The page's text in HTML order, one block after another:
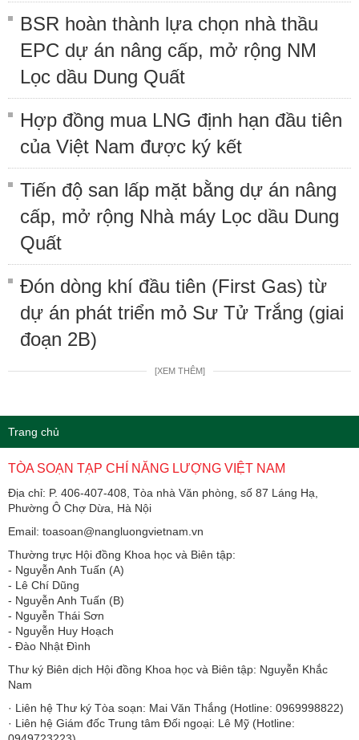
BSR hoàn thành lựa chọn nhà thầu
EPC dự án nâng cấp, mở rộng NM
Lọc dầu Dung Quất
Hợp đồng mua LNG định hạn đầu tiên
của Việt Nam được ký kết
Tiến độ san lấp mặt bằng dự án nâng
cấp, mở rộng Nhà máy Lọc dầu Dung
Quất
Đón dòng khí đầu tiên (First Gas) từ
dự án phát triển mỏ Sư Tử Trắng (giai
đoạn 2B)
[XEM THÊM]
Trang chủ
TÒA SOẠN TẠP CHÍ NĂNG LƯỢNG VIỆT NAM
Địa chỉ: P. 406-407-408, Tòa nhà Văn phòng, số 87 Láng Hạ,
Phường Ô Chợ Dừa, Hà Nội
Email: toasoan@nangluongvietnam.vn
Thường trực Hội đồng Khoa học và Biên tập:
​​​​​​- Nguyễn Anh Tuấn (A)
- Lê Chí Dũng
- Nguyễn Anh Tuấn (B)
- Nguyễn Thái Sơn
- Nguyễn Huy Hoạch
- Đào Nhật Đình
Thư ký Biên dịch Hội đồng Khoa học và Biên tập: Nguyễn Khắc
Nam
· Liên hệ Thư ký Tòa soạn: Mai Văn Thắng (Hotline: 0969998822)
· Liên hệ Giám đốc Trung tâm Đối ngoại: Lê Mỹ (Hotline: